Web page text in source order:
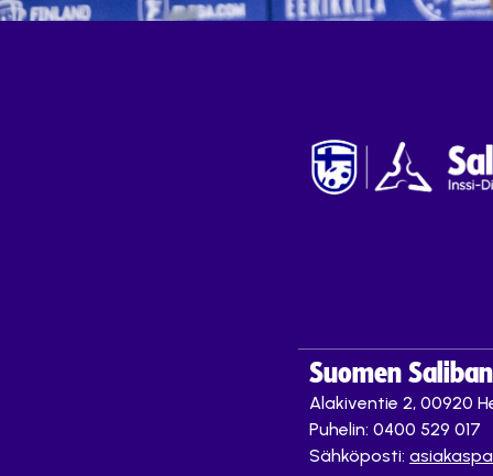
Suomen
Alakiventie 2, 00920
Puhelin: 0400 529 017
Sähköposti: